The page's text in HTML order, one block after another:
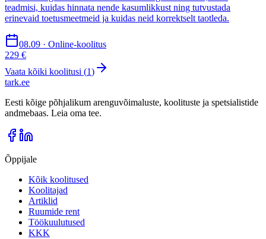
teadmisi, kuidas hinnata nende kasumlikkust ning tutvustada
erinevaid toetusmeetmeid ja kuidas neid korrektselt taotleda.
08.09 · Online-koolitus
229 €
Vaata kõiki koolitusi (1)
tark.ee
Eesti kõige põhjalikum arenguvõimaluste, koolituste ja spetsialistide
andmebaas. Leia oma tee.
Õppijale
Kõik koolitused
Koolitajad
Artiklid
Ruumide rent
Töökuulutused
KKK